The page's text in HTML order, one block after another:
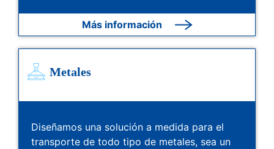
Más información
Metales
Diseñamos una solución a medida para el
transporte de todo tipo de metales, sea un